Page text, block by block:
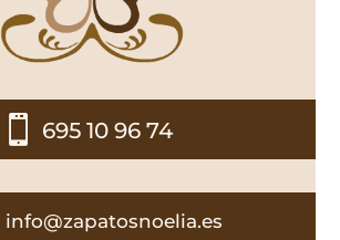
 695 10 96 74
info@zapatosnoelia.es